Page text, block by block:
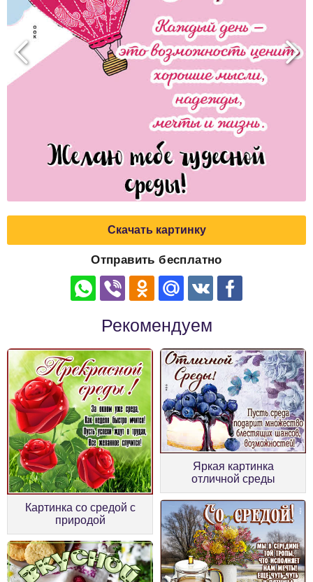
Скачать картинку
Отправить бесплатно
Рекомендуем
Картинка со средой с
природой
Яркая картинка
отличной среды